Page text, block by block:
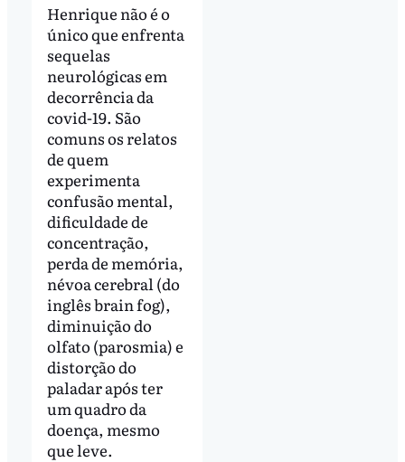
Henrique não é o
único que enfrenta
sequelas
neurológicas em
decorrência da
covid-19. São
comuns os relatos
de quem
experimenta
confusão mental,
dificuldade de
concentração,
perda de memória,
névoa cerebral (do
inglês brain fog),
diminuição do
olfato (parosmia) e
distorção do
paladar após ter
um quadro da
doença, mesmo
que leve.